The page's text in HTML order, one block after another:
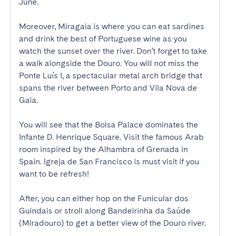
Moreover, Miragaia is where you can eat sardines
and drink the best of Portuguese wine as you
watch the sunset over the river. Don’t forget to take
a walk alongside the Douro. You will not miss the
Ponte Luís I, a spectacular metal arch bridge that
spans the river between Porto and Vila Nova de
Gaia.
You will see that the Bolsa Palace dominates the
Infante D. Henrique Square. Visit the famous Arab
room inspired by the Alhambra of Grenada in
Spain. Igreja de San Francisco is must visit if you
want to be refresh!
After, you can either hop on the Funicular dos
Guindais or stroll along Bandeirinha da Saúde
(Miradouro) to get a better view of the Douro river.